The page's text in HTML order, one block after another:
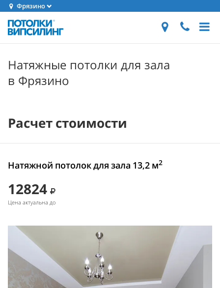
Фрязино
Натяжные потолки для зала
в Фрязино
Расчет стоимости
Натяжной потолок для зала 13,2 м2
12824
Цена актуальна до